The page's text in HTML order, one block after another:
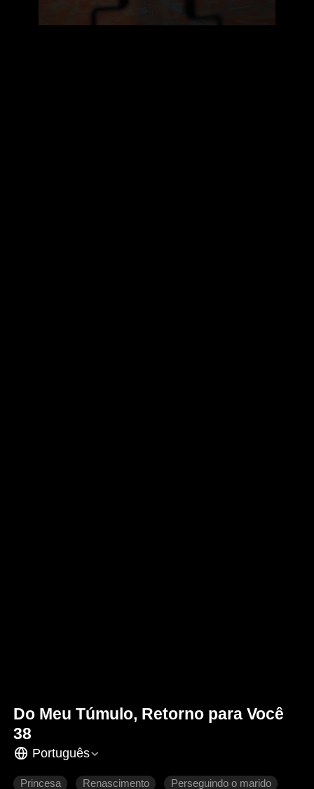
Do Meu Túmulo, Retorno para Você
38
Português
Princesa Renascimento Perseguindo o marido